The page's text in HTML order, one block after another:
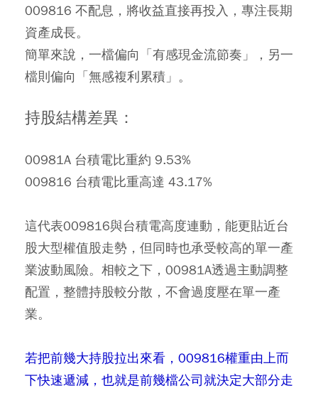
009816 不配息，將收益直接再投入，專注長期
資產成長。
簡單來說，一檔偏向「有感現金流節奏」，另一
檔則偏向「無感複利累積」。
持股結構差異：
00981A 台積電比重約 9.53%
009816 台積電比重高達 43.17%
這代表009816與台積電高度連動，能更貼近台
股大型權值股走勢，但同時也承受較高的單一產
業波動風險。相較之下，00981A透過主動調整
配置，整體持股較分散，不會過度壓在單一產
業。
若把前幾大持股拉出來看，009816權重由上而
下快速遞減，也就是前幾檔公司就決定大部分走